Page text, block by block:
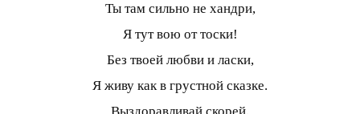
Ты там сильно не хандри,
Я тут вою от тоски!
Без твоей любви и ласки,
Я живу как в грустной сказке.